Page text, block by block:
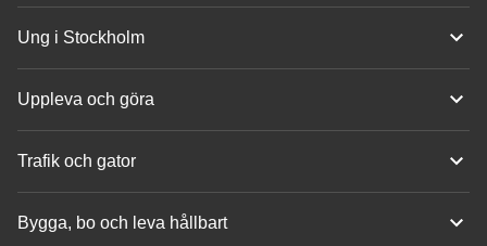
Ung i Stockholm
Uppleva och göra
Trafik och gator
Bygga, bo och leva hållbart